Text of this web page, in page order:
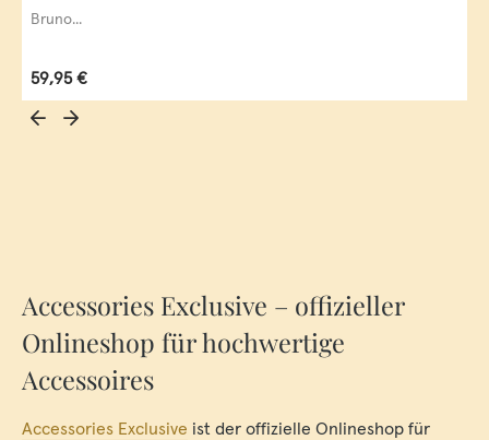
Bruno...
Regulärer Preis:
59,95 €
Accessories Exclusive – offizieller
Onlineshop für hochwertige
Accessoires
Accessories Exclusive ist der offizielle Onlineshop für